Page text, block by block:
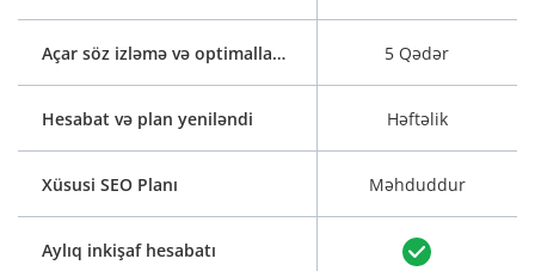
Açar söz izləmə və optimallaşdırma
Hesabat və plan yeniləndi
Xüsusi SEO Planı
Aylıq inkişaf hesabatı
5 Qədər
Həftəlik
Məhduddur